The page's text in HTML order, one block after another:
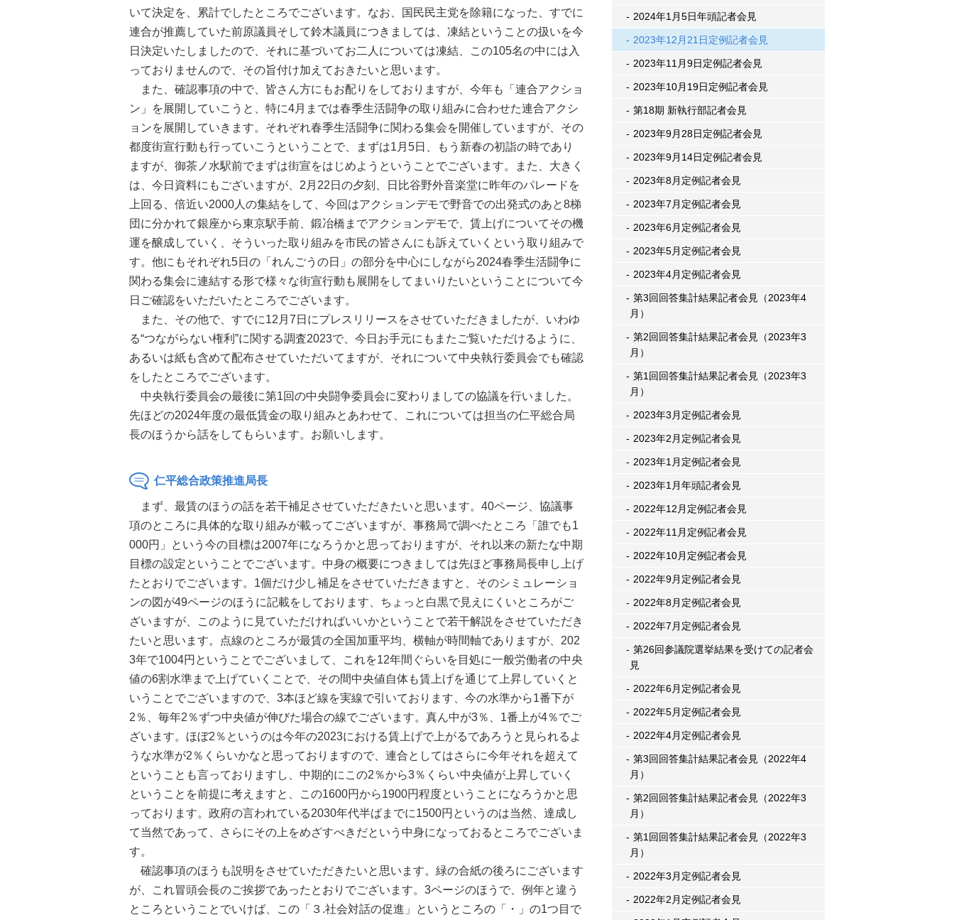
いて決定を、累計でしたところでございます。なお、国民民主党を除籍になった、すでに
連合が推薦していた前原議員そして鈴木議員につきましては、凍結ということの扱いを今
日決定いたしましたので、それに基づいてお二人については凍結、この105名の中には入
っておりませんので、その旨付け加えておきたいと思います。
また、確認事項の中で、皆さん方にもお配りをしておりますが、今年も「連合アクショ
ン」を展開していこうと、特に4月までは春季生活闘争の取り組みに合わせた連合アクシ
ョンを展開していきます。それぞれ春季生活闘争に関わる集会を開催していますが、その
都度街宣行動も行っていこうということで、まずは1月5日、もう新春の初詣の時であり
ますが、御茶ノ水駅前でまずは街宣をはじめようということでございます。また、大きく
は、今日資料にもございますが、2月22日の夕刻、日比谷野外音楽堂に昨年のパレードを
上回る、倍近い2000人の集結をして、今回はアクションデモで野音での出発式のあと8梯
団に分かれて銀座から東京駅手前、鍛冶橋までアクションデモで、賃上げについてその機
運を醸成していく、そういった取り組みを市民の皆さんにも訴えていくという取り組みで
す。他にもそれぞれ5日の「れんごうの日」の部分を中心にしながら2024春季生活闘争に
関わる集会に連結する形で様々な街宣行動も展開をしてまいりたいということについて今
日ご確認をいただいたところでございます。
また、その他で、すでに12月7日にプレスリリースをさせていただきましたが、いわゆ
る“つながらない権利”に関する調査2023で、今日お手元にもまたご覧いただけるように、
あるいは紙も含めて配布させていただいてますが、それについて中央執行委員会でも確認
をしたところでございます。
中央執行委員会の最後に第1回の中央闘争委員会に変わりましての協議を行いました。
先ほどの2024年度の最低賃金の取り組みとあわせて、これについては担当の仁平総合局
長のほうから話をしてもらいます。お願いします。
仁平総合政策推進局長
まず、最賃のほうの話を若干補足させていただきたいと思います。40ページ、協議事
項のところに具体的な取り組みが載ってございますが、事務局で調べたところ「誰でも1
000円」という今の目標は2007年になろうかと思っておりますが、それ以来の新たな中期
目標の設定ということでございます。中身の概要につきましては先ほど事務局長申し上げ
たとおりでございます。1個だけ少し補足をさせていただきますと、そのシミュレーショ
ンの図が49ページのほうに記載をしております、ちょっと白黒で見えにくいところがご
ざいますが、このように見ていただければいいかということで若干解説をさせていただき
たいと思います。点線のところが最賃の全国加重平均、横軸が時間軸でありますが、202
3年で1004円ということでございまして、これを12年間ぐらいを目処に一般労働者の中央
値の6割水準まで上げていくことで、その間中央値自体も賃上げを通じて上昇していくと
いうことでございますので、3本ほど線を実線で引いております、今の水準から1番下が
2％、毎年2％ずつ中央値が伸びた場合の線でございます。真ん中が3％、1番上が4％でご
ざいます。ほぼ2％というのは今年の2023における賃上げで上がるであろうと見られるよ
うな水準が2％くらいかなと思っておりますので、連合としてはさらに今年それを超えて
ということも言っておりますし、中期的にこの2％から3％くらい中央値が上昇していく
ということを前提に考えますと、この1600円から1900円程度ということになろうかと思
っております。政府の言われている2030年代半ばまでに1500円というのは当然、達成し
て当然であって、さらにその上をめざすべきだという中身になっておるところでございま
す。
確認事項のほうも説明をさせていただきたいと思います。緑の合紙の後ろにございます
が、これ冒頭会長のご挨拶であったとおりでございます。3ページのほうで、例年と違う
ところということでいけば、この「３.社会対話の促進」というところの「・」の1つ目で
2024年1月5日年頭記者会見
2023年12月21日定例記者会見
2023年11月9日定例記者会見
2023年10月19日定例記者会見
第18期 新執行部記者会見
2023年9月28日定例記者会見
2023年9月14日定例記者会見
2023年8月定例記者会見
2023年7月定例記者会見
2023年6月定例記者会見
2023年5月定例記者会見
2023年4月定例記者会見
第3回回答集計結果記者会見（2023年4
月）
第2回回答集計結果記者会見（2023年3
月）
第1回回答集計結果記者会見（2023年3
月）
2023年3月定例記者会見
2023年2月定例記者会見
2023年1月定例記者会見
2023年1月年頭記者会見
2022年12月定例記者会見
2022年11月定例記者会見
2022年10月定例記者会見
2022年9月定例記者会見
2022年8月定例記者会見
2022年7月定例記者会見
第26回参議院選挙結果を受けての記者会
見
2022年6月定例記者会見
2022年5月定例記者会見
2022年4月定例記者会見
第3回回答集計結果記者会見（2022年4
月）
第2回回答集計結果記者会見（2022年3
月）
第1回回答集計結果記者会見（2022年3
月）
2022年3月定例記者会見
2022年2月定例記者会見